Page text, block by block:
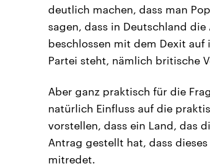
deutlich machen, dass man
sagen, dass in Deutschland
beschlossen mit dem Dexit auf
Partei steht, nämlich britische
Aber ganz praktisch für die
natürlich Einfluss auf die
vorstellen, dass ein Land, das
Antrag gestellt hat, dass
mitredet.